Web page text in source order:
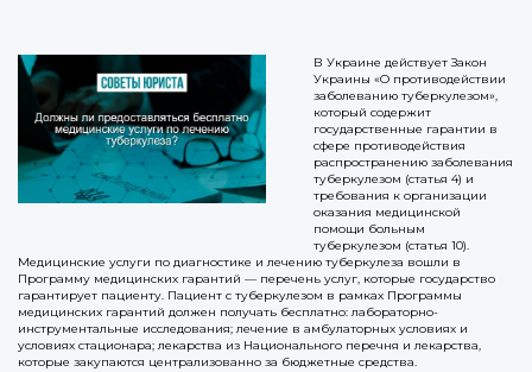
В Украине действует Закон
Украины «О противодействии
заболеванию туберкулезом»,
который содержит
государственные гарантии в
сфере противодействия
распространению заболевания
туберкулезом (статья 4) и
требования к организации
оказания медицинской
помощи больным
туберкулезом (статья 10).
Медицинские услуги по диагностике и лечению туберкулеза вошли в
Программу медицинских гарантий — перечень услуг, которые государство
гарантирует пациенту. Пациент с туберкулезом в рамках Программы
медицинских гарантий должен получать бесплатно: лабораторно-
инструментальные исследования; лечение в амбулаторных условиях и
условиях стационара; лекарства из Национального перечня и лекарства,
которые закупаются централизованно за бюджетные средства.